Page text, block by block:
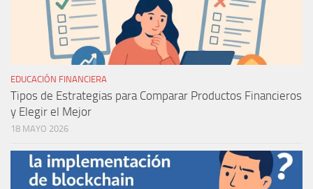
EDUCACIÓN FINANCIERA
Tipos de Estrategias para Comparar Productos Financieros
y Elegir el Mejor
18 MAYO 2026